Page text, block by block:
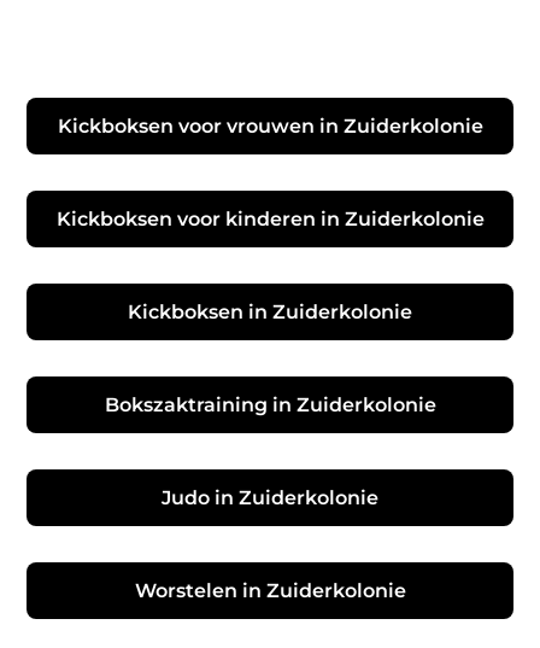
Kickboksen voor vrouwen in Zuiderkolonie
Kickboksen voor kinderen in Zuiderkolonie
Kickboksen in Zuiderkolonie
Bokszaktraining in Zuiderkolonie
Judo in Zuiderkolonie
Worstelen in Zuiderkolonie